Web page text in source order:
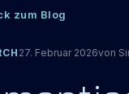
zum Blog
27. Februar 2026von